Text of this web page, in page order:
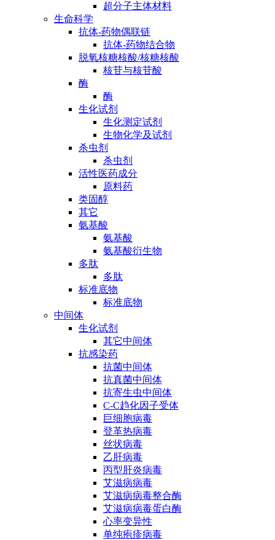
超分子主体材料
生命科学
抗体-药物偶联链
抗体-药物结合物
脱氧核糖核酸/核糖核酸
核苷与核苷酸
酶
酶
生化试剂
生化测定试剂
生物化学及试剂
杀虫剂
杀虫剂
活性医药成分
原料药
类固醇
其它
氨基酸
氨基酸
氨基酸衍生物
多肽
多肽
标准底物
标准底物
中间体
生化试剂
其它中间体
抗感染药
抗菌中间体
抗真菌中间体
抗寄生虫中间体
C-C趋化因子受体
巨细胞病毒
登革热病毒
丝状病毒
乙肝病毒
丙型肝炎病毒
艾滋病病毒
艾滋病病毒整合酶
艾滋病病毒蛋白酶
心率变异性
单纯疱疹病毒